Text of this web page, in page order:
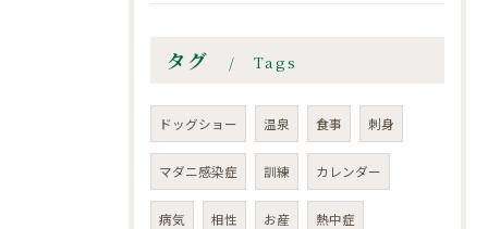
タグ Tags
ドッグショー 温泉 食事 刺身
マダニ感染症 訓練 カレンダー
病気 相性 お産 熱中症